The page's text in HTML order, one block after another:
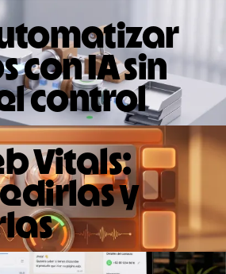
con IA sin
control
Vitals:
y